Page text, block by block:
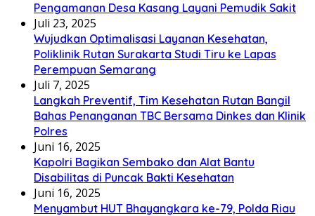
Pengamanan Desa Kasang Layani Pemudik Sakit
Juli 23, 2025
Wujudkan Optimalisasi Layanan Kesehatan,
Poliklinik Rutan Surakarta Studi Tiru ke Lapas
Perempuan Semarang
Juli 7, 2025
Langkah Preventif, Tim Kesehatan Rutan Bangil
Bahas Penanganan TBC Bersama Dinkes dan Klinik
Polres
Juni 16, 2025
Kapolri Bagikan Sembako dan Alat Bantu
Disabilitas di Puncak Bakti Kesehatan
Juni 16, 2025
Menyambut HUT Bhayangkara ke-79, Polda Riau